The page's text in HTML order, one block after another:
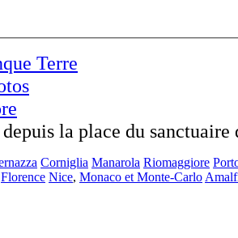
Terre
la place du sanctuaire
Corniglia Manarola Riomaggiore
Florence Nice, Monaco et Monte-Carlo